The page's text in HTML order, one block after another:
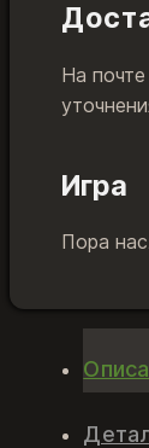
На
Игра
Пора